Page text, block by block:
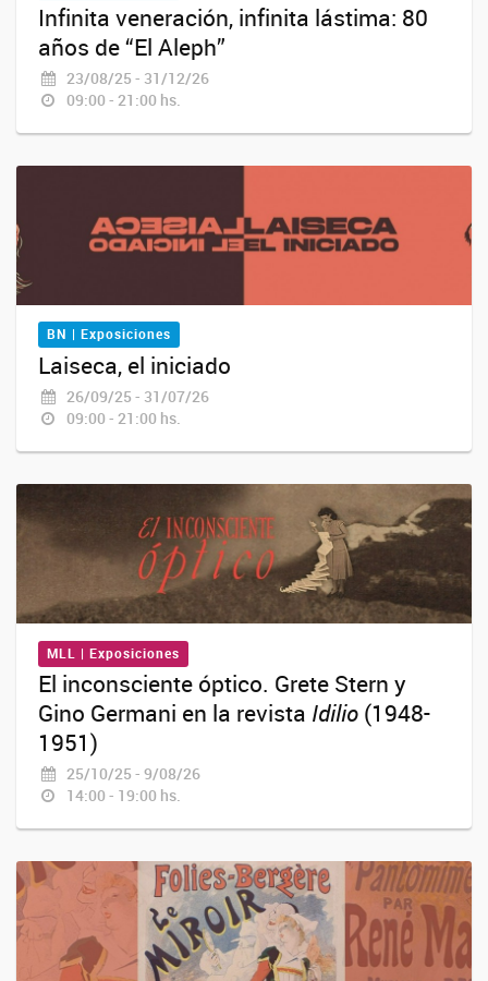
Infinita veneración, infinita lástima: 80
años de “El Aleph”
23/08/25 - 31/12/26
09:00 - 21:00 hs.
BN | Exposiciones
Laiseca, el iniciado
26/09/25 - 31/07/26
09:00 - 21:00 hs.
MLL | Exposiciones
El inconsciente óptico. Grete Stern y
Gino Germani en la revista Idilio (1948-
1951)
25/10/25 - 9/08/26
14:00 - 19:00 hs.